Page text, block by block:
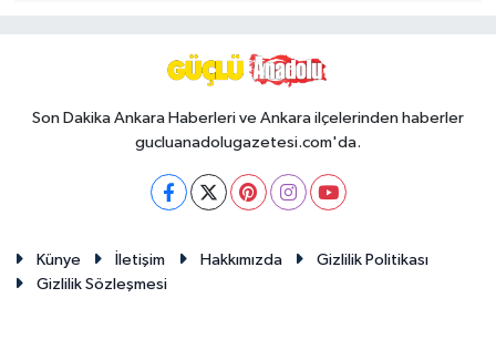
Son Dakika Ankara Haberleri ve Ankara ilçelerinden haberler
gucluanadolugazetesi.com'da.
Künye İletişim Hakkımızda
Gizlilik Politikası
Gizlilik Sözleşmesi